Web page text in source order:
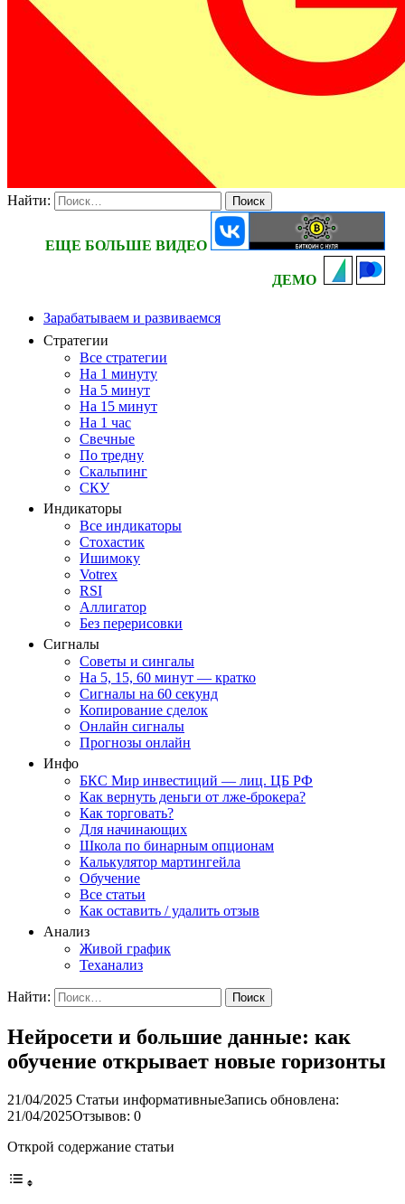
Найти:
ЕЩЕ БОЛЬШЕ ВИДЕО
ДЕМО
Зарабатываем и развиваемся
Стратегии
Все стратегии
На 1 минуту
На 5 минут
На 15 минут
На 1 час
Свечные
По тредну
Скальпинг
СКУ
Индикаторы
Все индикаторы
Стохастик
Ишимоку
Votrex
RSI
Аллигатор
Без перерисовки
Сигналы
Советы и сингалы
На 5, 15, 60 минут — кратко
Сигналы на 60 секунд
Копирование сделок
Онлайн сигналы
Прогнозы онлайн
Инфо
БКС Мир инвестиций — лиц. ЦБ РФ
Как вернуть деньги от лже-брокера?
Как торговать?
Для начинающих
Школа по бинарным опционам
Калькулятор мартингейла
Обучение
Все статьи
Как оставить / удалить отзыв
Анализ
Живой график
Теханализ
Найти:
Нейросети и большие данные: как
обучение открывает новые горизонты
21/04/2025 Статьи информативныеЗапись обновлена:
21/04/2025Отзывов: 0
Открой содержание статьи